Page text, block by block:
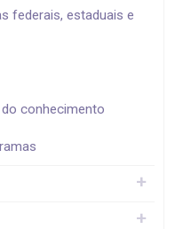
federais, estaduais e
conhecimento